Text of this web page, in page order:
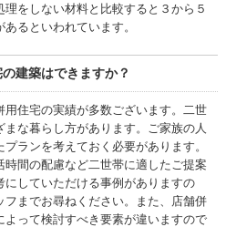
理をしない材料と比較すると３から５
るといわれています。
建築はできますか？
用住宅の実績が多数ございます。二世
まな暮らし方があります。ご家族の人
ランを考えておく必要があります。
時間の配慮など二世帯に適したご提案
にしていただける事例がありますの
フまでお尋ねください。また、店舗併
よって検討すべき要素が違いますので